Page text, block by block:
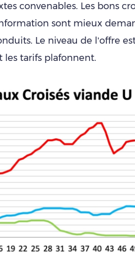
convenables. Les bons
sont mieux
Le niveau de l’offre
les tarifs plafonnent.